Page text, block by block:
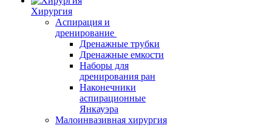
Хирургия
Аспирация и
дренирование
Дренажные трубки
Дренажные емкости
Наборы для
дренирования ран
Наконечники
аспирационные
Янкауэра
Малоинвазивная хирургия